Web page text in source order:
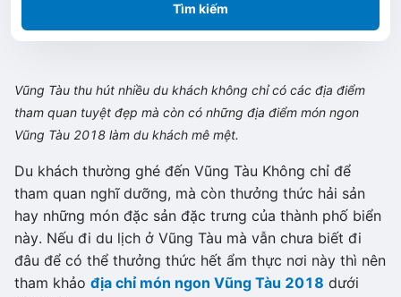
Tìm kiếm
Vũng Tàu thu hút nhiều du khách không chỉ có các địa điểm
tham quan tuyệt đẹp mà còn có những địa điểm món ngon
Vũng Tàu 2018 làm du khách mê mệt.
Du khách thường ghé đến Vũng Tàu Không chỉ để
tham quan nghĩ dưỡng, mà còn thưởng thức hải sản
hay những món đặc sản đặc trưng của thành phố biển
này. Nếu đi du lịch ở Vũng Tàu mà vẫn chưa biết đi
đâu để có thể thưởng thức hết ẩm thực nơi này thì nên
tham khảo địa chỉ món ngon Vũng Tàu 2018 dưới